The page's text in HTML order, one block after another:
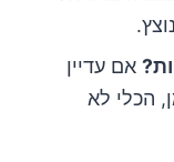
אם עדיין
הכלי לא